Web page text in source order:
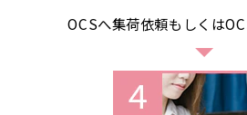
OCSへ集荷依頼もしくは